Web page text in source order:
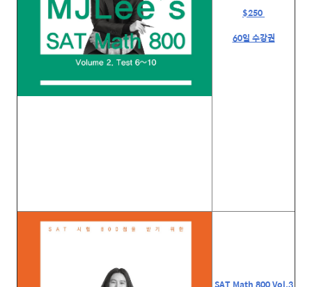
$250
60일 수강권
SAT Math 800 Vol.3